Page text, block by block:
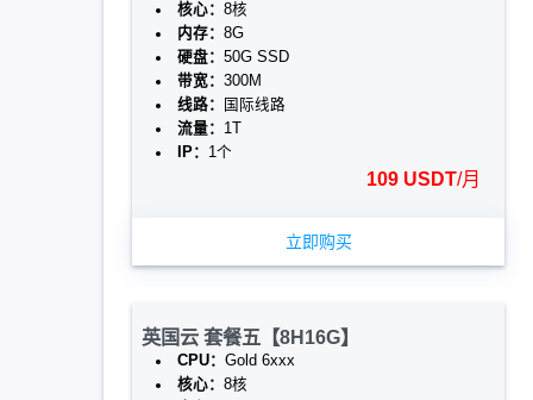
核心： 8核
内存： 8G
硬盘： 50G SSD
带宽： 300M
线路：
国际线路
流量：
1T
IP：
1个
109 USDT/月
立即购买
英国云 套餐五【8H16G】
CPU： Gold 6xxx
核心： 8核